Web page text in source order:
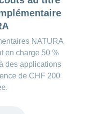
que des modifications
NATURA
en charge 50 %
des applications
de CHF 200